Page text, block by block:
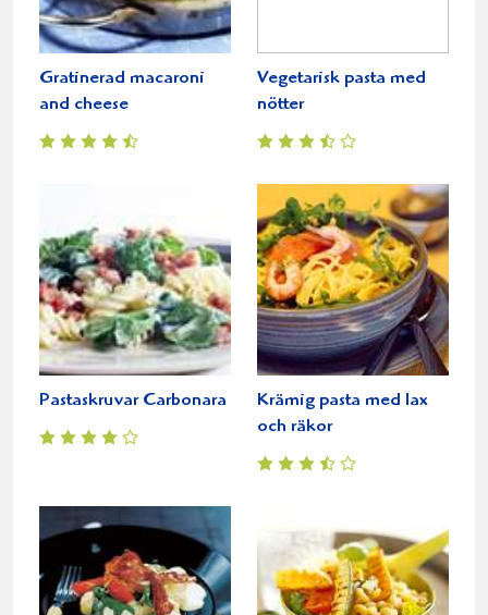
Gratinerad macaroni
and cheese
Vegetarisk pasta med
nötter
Pastaskruvar Carbonara
Krämig pasta med lax
och räkor